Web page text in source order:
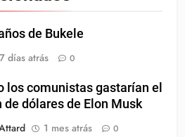
de Bukele
7 días atrás 0
los comunistas gastarían el
de dólares de Elon Musk
1 mes atrás 0